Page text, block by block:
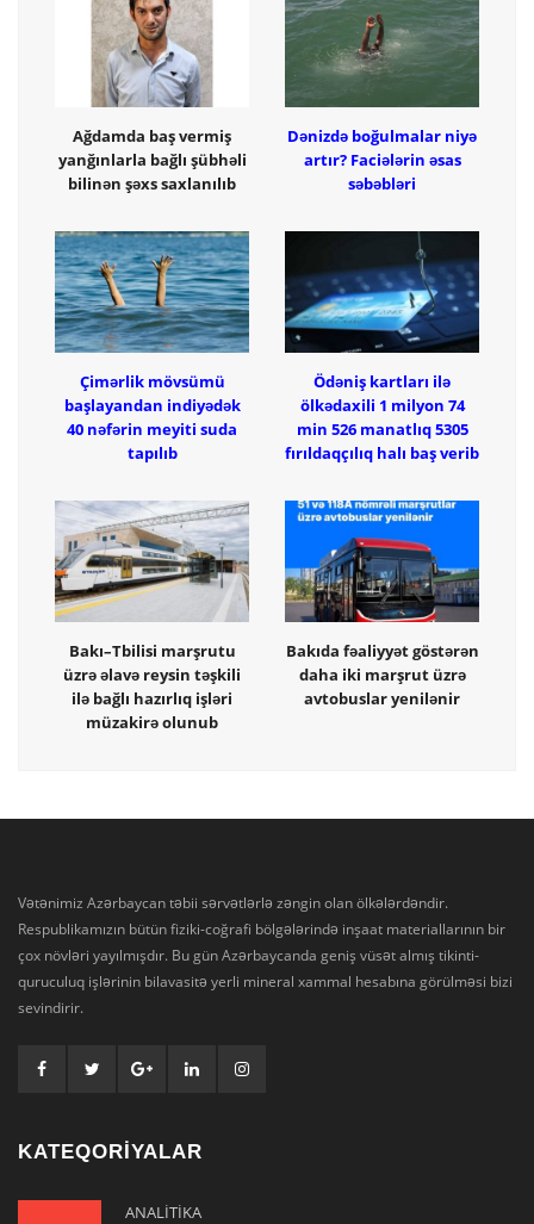
Ağdamda baş vermiş
yanğınlarla bağlı şübhəli
bilinən şəxs saxlanılıb
Dənizdə boğulmalar niyə
artır? Faciələrin əsas
səbəbləri
Çimərlik mövsümü
başlayandan indiyədək
40 nəfərin meyiti suda
tapılıb
Ödəniş kartları ilə
ölkədaxili 1 milyon 74
min 526 manatlıq 5305
fırıldaqçılıq halı baş verib
Bakı–Tbilisi marşrutu
üzrə əlavə reysin təşkili
ilə bağlı hazırlıq işləri
müzakirə olunub
Bakıda fəaliyyət göstərən
daha iki marşrut üzrə
avtobuslar yenilənir
Vətənimiz Azərbaycan təbii sərvətlərlə zəngin olan ölkələrdəndir.
Respublikamızın bütün fiziki-coğrafi bölgələrində inşaat materiallarının bir
çox növləri yayılmışdır. Bu gün Azərbaycanda geniş vüsət almış tikinti-
quruculuq işlərinin bilavasitə yerli mineral xammal hesabına görülməsi bizi
sevindirir.
KATEQORİYALAR
ANALİTİKA